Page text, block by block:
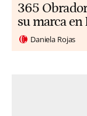
365
su marca en
Daniela Rojas